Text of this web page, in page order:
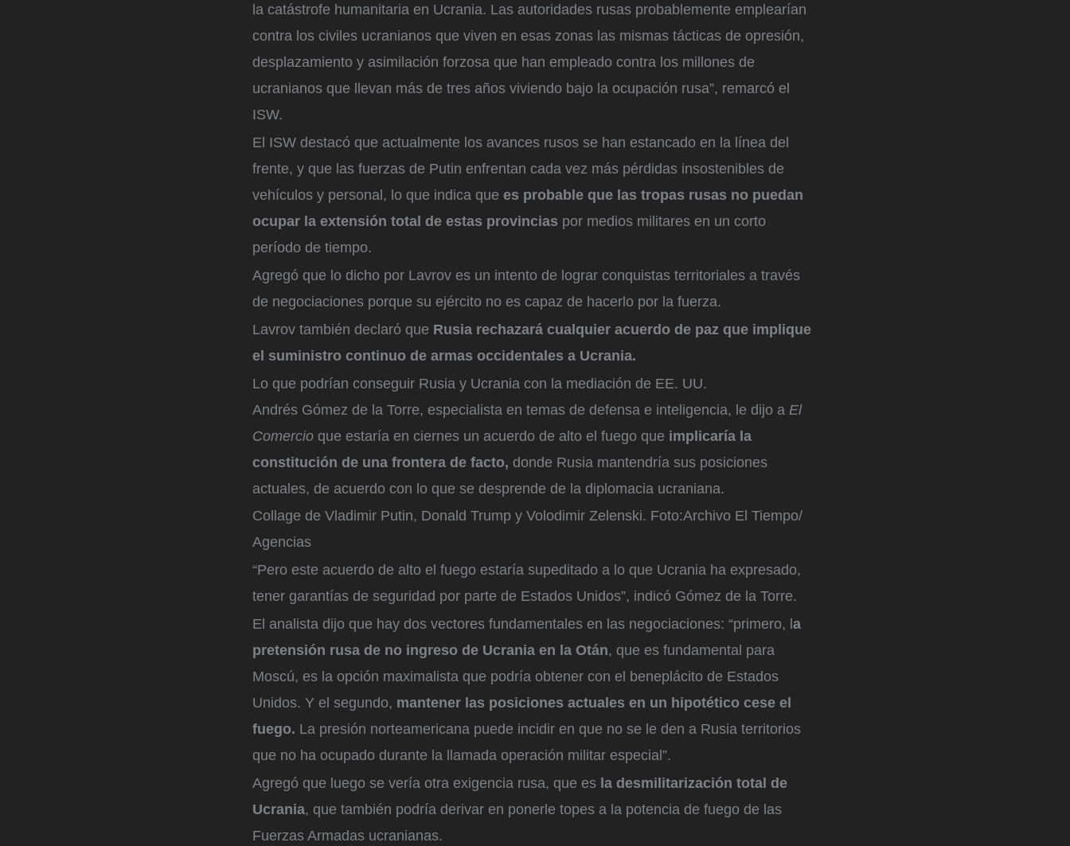
la catástrofe humanitaria en Ucrania. Las autoridades rusas probablemente emplearían
contra los civiles ucranianos que viven en esas zonas las mismas tácticas de opresión,
desplazamiento y asimilación forzosa que han empleado contra los millones de
ucranianos que llevan más de tres años viviendo bajo la ocupación rusa”, remarcó el
ISW.
El ISW destacó que actualmente los avances rusos se han estancado en la línea del
frente, y que las fuerzas de Putin enfrentan cada vez más pérdidas insostenibles de
vehículos y personal, lo que indica que es probable que las tropas rusas no puedan
ocupar la extensión total de estas provincias por medios militares en un corto
período de tiempo.
Agregó que lo dicho por Lavrov es un intento de lograr conquistas territoriales a través
de negociaciones porque su ejército no es capaz de hacerlo por la fuerza.
Lavrov también declaró que Rusia rechazará cualquier acuerdo de paz que implique
el suministro continuo de armas occidentales a Ucrania.
Lo que podrían conseguir Rusia y Ucrania con la mediación de EE. UU.
Andrés Gómez de la Torre, especialista en temas de defensa e inteligencia, le dijo a El
Comercio que estaría en ciernes un acuerdo de alto el fuego que implicaría la
constitución de una frontera de facto, donde Rusia mantendría sus posiciones
actuales, de acuerdo con lo que se desprende de la diplomacia ucraniana.
Collage de Vladimir Putin, Donald Trump y Volodimir Zelenski. Foto:Archivo El Tiempo/
Agencias
“Pero este acuerdo de alto el fuego estaría supeditado a lo que Ucrania ha expresado,
tener garantías de seguridad por parte de Estados Unidos”, indicó Gómez de la Torre.
El analista dijo que hay dos vectores fundamentales en las negociaciones: “primero, la
pretensión rusa de no ingreso de Ucrania en la Otán, que es fundamental para
Moscú, es la opción maximalista que podría obtener con el beneplácito de Estados
Unidos. Y el segundo, mantener las posiciones actuales en un hipotético cese el
fuego. La presión norteamericana puede incidir en que no se le den a Rusia territorios
que no ha ocupado durante la llamada operación militar especial”.
Agregó que luego se vería otra exigencia rusa, que es la desmilitarización total de
Ucrania, que también podría derivar en ponerle topes a la potencia de fuego de las
Fuerzas Armadas ucranianas.